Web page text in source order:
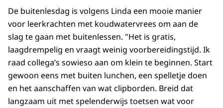
De buitenlesdag is volgens Linda een mooie manier
voor leerkrachten met koudwatervrees om aan de
slag te gaan met buitenlessen. "Het is gratis,
laagdrempelig en vraagt weinig voorbereidingstijd. Ik
raad collega’s sowieso aan om klein te beginnen. Start
gewoon eens met buiten lunchen, een spelletje doen
en het aanschaffen van wat clipborden. Breid dat
langzaam uit met spelenderwijs toetsen wat voor